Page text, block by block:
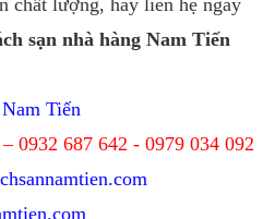
sạn nhà hàng Nam Tiến
Tiến
0932 687 642 - 0979 034 092